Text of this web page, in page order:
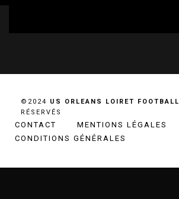
©2024 US ORLEANS LOIRET FOOTBALL
RÉSERVÉS
CONTACT
MENTIONS LÉGALES
CONDITIONS GÉNÉRALES